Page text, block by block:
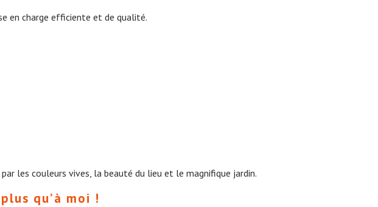
en charge efficiente et de qualité.
les couleurs vives, la beauté du lieu et le magnifique jardin.
qu’à moi !